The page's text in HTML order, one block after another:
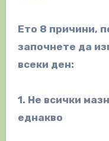
Ето 8 причини,
започнете да
всеки ден:
1. Не всички
еднакво